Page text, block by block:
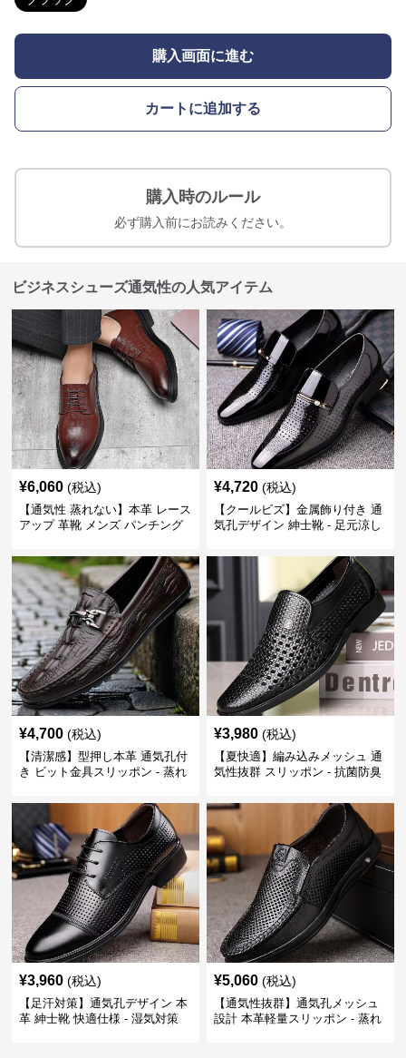
購入画面に進む
カートに追加する
購入時のルール
必ず購入前にお読みください。
ビジネスシューズ通気性の人気アイテム
¥6,060 (税込)
【通気性 蒸れない】本革 レース
アップ 革靴 メンズ パンチング
い 営業
¥4,720 (税込)
【クールビズ】金属飾り付き 通
気孔デザイン 紳士靴 - 足元涼し
¥4,700 (税込)
【清潔感】型押し本革 通気孔付
き ビット金具スリッポン - 蒸れ
¥3,980 (税込)
【夏快適】編み込みメッシュ 通
気性抜群 スリッポン - 抗菌防臭
¥3,960 (税込)
【足汗対策】通気孔デザイン 本
革 紳士靴 快適仕様 - 湿気対策
¥5,060 (税込)
【通気性抜群】通気孔メッシュ
設計 本革軽量スリッポン - 蒸れ